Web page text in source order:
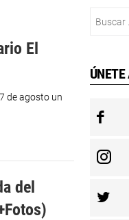
El
de agosto un
del